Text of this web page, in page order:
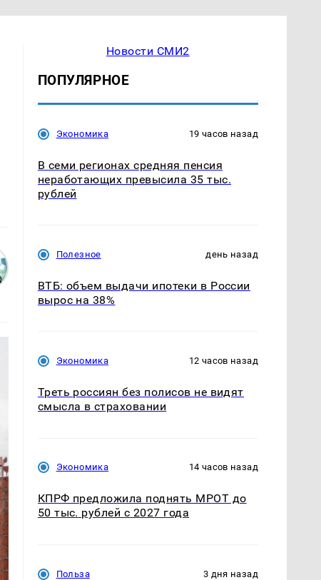
Новости СМИ2
ПОПУЛЯРНОЕ
Экономика 19 часов назад
В семи регионах средняя пенсия
неработающих превысила 35 тыс.
рублей
Полезное день назад
ВТБ: объем выдачи ипотеки в России
вырос на 38%
Экономика 12 часов назад
Треть россиян без полисов не видят
смысла в страховании
Экономика 14 часов назад
КПРФ предложила поднять МРОТ до
50 тыс. рублей с 2027 года
Польза 3 дня назад